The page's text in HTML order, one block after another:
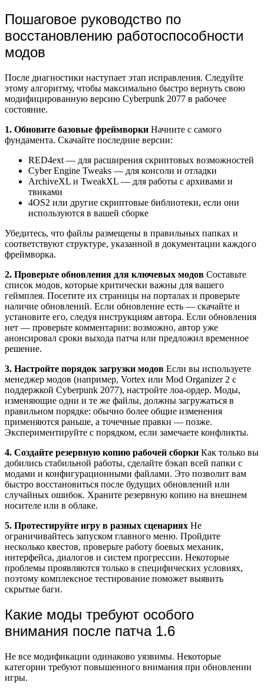
Пошаговое руководство по
восстановлению работоспособности
модов
После диагностики наступает этап исправления. Следуйте
этому алгоритму, чтобы максимально быстро вернуть свою
модифицированную версию Cyberpunk 2077 в рабочее
состояние.
1. Обновите базовые фреймворки Начните с самого
фундамента. Скачайте последние версии:
RED4ext — для расширения скриптовых возможностей
Cyber Engine Tweaks — для консоли и отладки
ArchiveXL и TweakXL — для работы с архивами и
твиками
4OS2 или другие скриптовые библиотеки, если они
используются в вашей сборке
Убедитесь, что файлы размещены в правильных папках и
соответствуют структуре, указанной в документации каждого
фреймворка.
2. Проверьте обновления для ключевых модов Составьте
список модов, которые критически важны для вашего
геймплея. Посетите их страницы на порталах и проверьте
наличие обновлений. Если обновление есть — скачайте и
установите его, следуя инструкциям автора. Если обновления
нет — проверьте комментарии: возможно, автор уже
анонсировал сроки выхода патча или предложил временное
решение.
3. Настройте порядок загрузки модов Если вы используете
менеджер модов (например, Vortex или Mod Organizer 2 с
поддержкой Cyberpunk 2077), настройте лоа-ордер. Моды,
изменяющие одни и те же файлы, должны загружаться в
правильном порядке: обычно более общие изменения
применяются раньше, а точечные правки — позже.
Экспериментируйте с порядком, если замечаете конфликты.
4. Создайте резервную копию рабочей сборки Как только вы
добились стабильной работы, сделайте бэкап всей папки с
модами и конфигурационными файлами. Это позволит вам
быстро восстановиться после будущих обновлений или
случайных ошибок. Храните резервную копию на внешнем
носителе или в облаке.
5. Протестируйте игру в разных сценариях Не
ограничивайтесь запуском главного меню. Пройдите
несколько квестов, проверьте работу боевых механик,
интерфейса, диалогов и систем прогрессии. Некоторые
проблемы проявляются только в специфических условиях,
поэтому комплексное тестирование поможет выявить
скрытые баги.
Какие моды требуют особого
внимания после патча 1.6
Не все модификации одинаково уязвимы. Некоторые
категории требуют повышенного внимания при обновлении
игры.